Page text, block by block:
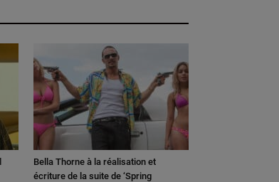
Bella Thorne à la réalisation et
écriture de la suite de ‘Spring